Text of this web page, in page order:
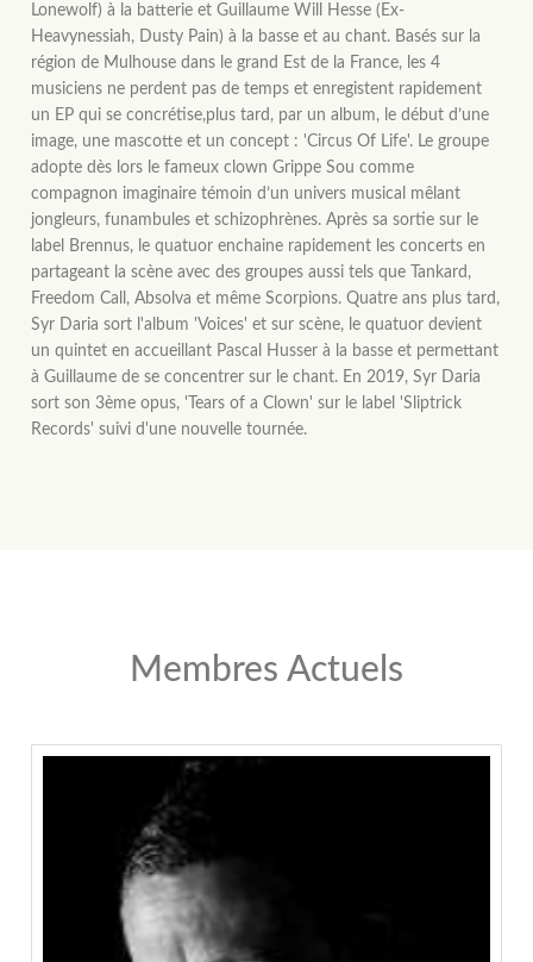
Lonewolf) à la batterie et Guillaume Will Hesse (Ex-
Heavynessiah, Dusty Pain) à la basse et au chant. Basés sur la
région de Mulhouse dans le grand Est de la France, les 4
musiciens ne perdent pas de temps et enregistent rapidement
un EP qui se concrétise,plus tard, par un album, le début d’une
image, une mascotte et un concept : 'Circus Of Life'. Le groupe
adopte dès lors le fameux clown Grippe Sou comme
compagnon imaginaire témoin d’un univers musical mêlant
jongleurs, funambules et schizophrènes. Après sa sortie sur le
label Brennus, le quatuor enchaine rapidement les concerts en
partageant la scène avec des groupes aussi tels que Tankard,
Freedom Call, Absolva et même Scorpions. Quatre ans plus tard,
Syr Daria sort l'album 'Voices' et sur scène, le quatuor devient
un quintet en accueillant Pascal Husser à la basse et permettant
à Guillaume de se concentrer sur le chant. En 2019, Syr Daria
sort son 3ème opus, 'Tears of a Clown' sur le label 'Sliptrick
Records' suivi d'une nouvelle tournée.
Membres Actuels